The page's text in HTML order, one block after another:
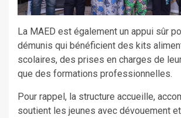
La MAED est également un appui sûr
démunis qui bénéficient des kits
scolaires, des prises en charges de
que des formations professionnelles.
Pour rappel, la structure accueille,
soutient les jeunes avec dévouement